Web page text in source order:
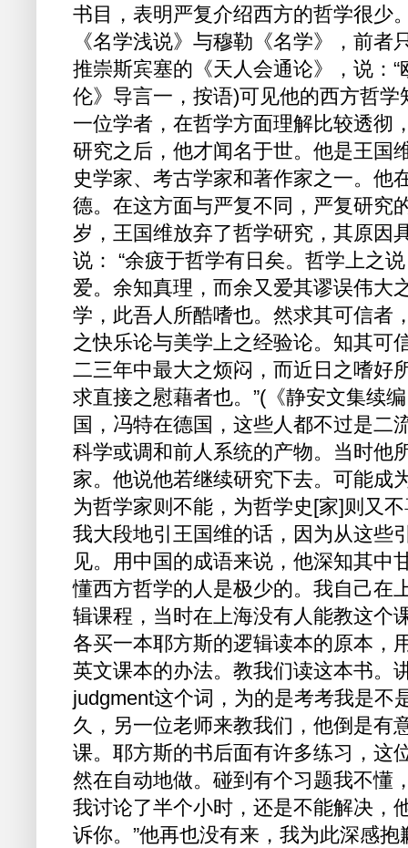
书目，表明严复介绍西方的哲学很少
《名学浅说》与穆勒《名学》，前
推崇斯宾塞的《天人会通论》，说：
伦》导言一，按语)可见他的西方哲
一位学者，在哲学方面理解比较透彻
研究之后，他才闻名于世。他是王国
史学家、考古学家和著作家之一。他
德。在这方面与严复不同，严复研究
岁，王国维放弃了哲学研究，其原因
说： “余疲于哲学有日矣。哲学上之
爱。余知真理，而余又爱其谬误伟大
学，此吾人所酷嗜也。然求其可信者
之快乐论与美学上之经验论。知其可
二三年中最大之烦闷，而近日之嗜好
求直接之慰藉者也。”(《静安文集续
国，冯特在德国，这些人都不过是二
科学或调和前人系统的产物。当时他
家。他说他若继续研究下去。可能成
为哲学家则不能，为哲学史[家]则又
我大段地引王国维的话，因为从这些
见。用中国的成语来说，他深知其中
懂西方哲学的人是极少的。我自己在
辑课程，当时在上海没有人能教这个
各买一本耶方斯的逻辑读本的原本，
英文课本的办法。教我们读这本书。
judgment这个词，为的是考考我是不
久，另一位老师来教我们，他倒是有
课。耶方斯的书后面有许多练习，这
然在自动地做。碰到有个习题我不懂
我讨论了半个小时，还是不能解决，
诉你。”他再也没有来，我为此深感